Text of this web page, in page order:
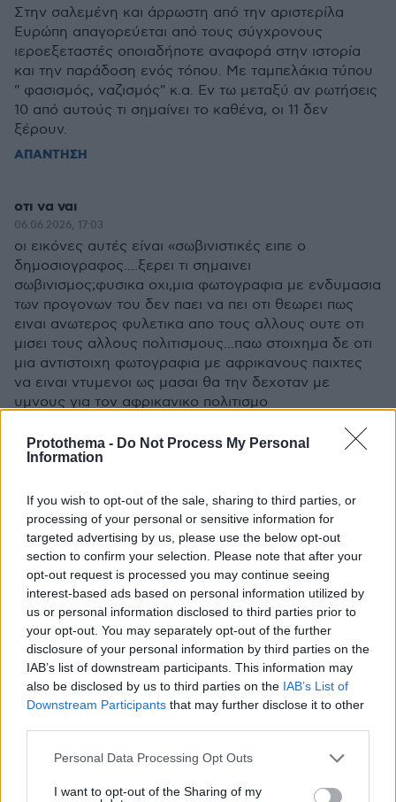
Protothema - Do Not Process My Personal
Information
If you wish to opt-out of the sale, sharing to third parties, or
processing of your personal or sensitive information for
targeted advertising by us, please use the below opt-out
section to confirm your selection. Please note that after your
opt-out request is processed you may continue seeing
interest-based ads based on personal information utilized by
us or personal information disclosed to third parties prior to
your opt-out. You may separately opt-out of the further
disclosure of your personal information by third parties on the
IAB’s list of downstream participants. This information may
also be disclosed by us to third parties on the IAB’s List of
Downstream Participants that may further disclose it to other
Please note that this website/app uses one or more Google
not limited to your visit or usage behaviour. You may click to
Personal Data Processing Opt Outs
I want to opt-out of the Sharing of my
Στην σαλεμένη και άρρωστη από την αριστερίλα
Ευρώπη απαγορεύεται από τους σύγχρονους
ιεροεξεταστές οποιαδήποτε αναφορά στην ιστορία
και την παράδοση ενός τόπου. Με ταμπελάκια τύπου
" φασισμός, ναζισμός" κ.α. Εν τω μεταξύ αν ρωτήσεις
10 από αυτούς τι σημαίνει το καθένα, οι 11 δεν
ξέρουν.
ΑΠΑΝΤΗΣΗ
οτι να ναι
06.06.2026, 17:03
οι εικόνες αυτές είναι «σωβινιστικές ειπε ο
δημοσιογραφος....ξερει τι σημαινει
σωβινισμος;φυσικα οχι,μια φωτογραφια με ενδυμασια
των προγονων του δεν παει να πει οτι θεωρει πως
ειναι ανωτερος φυλετικα απο τους αλλους ουτε οτι
μισει τους αλλους πολιτισμους...παω στοιχημα δε οτι
μια αντιστοιχη φωτογραφια με αφρικανους παιχτες
να ειναι ντυμενοι ως μασαι θα την δεχοταν με
υμνους για τον αφρικανικο πολιτισμο
Αφήστε τα καραγκιοζιλίκια κατεβάστε το κεφάλι και
ξεκινήστε να παράγετε κάτι
06.06.2026, 16:56
γιατί οι Κινέζοι έρχονται. Κι έρχονται με μεγάλα
βήματα.
ΑΠΑΝΤΗΣΗ
Για αυτό και εμείς θα εφαρμόσουμε την από
αρχαιότητας εβραϊκή τακτική (εγώ την εφαρμόζω
ήδη)…
να μάθουμε κινέζικα, να διαβρώσουμε τη χώρα
τους και όντας από μέσα στη χώρα τους πλέον, να
πηγές τους προς όφελος των υψηλών ιδεών και